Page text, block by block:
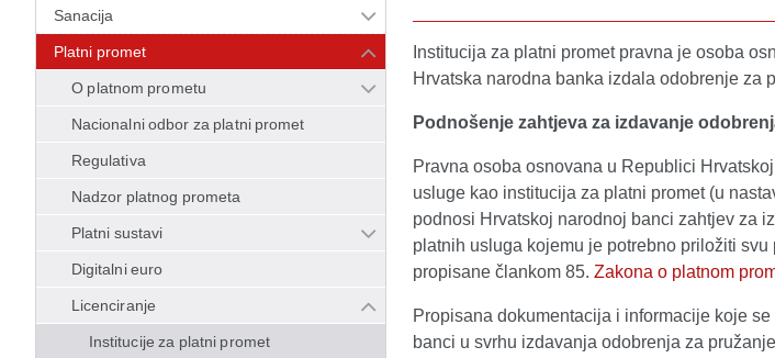
Sanacija
Platni promet
O platnom prometu
Nacionalni odbor za platni promet
Regulativa
Nadzor platnog prometa
Platni sustavi
Digitalni euro
Licenciranje
Institucije za platni promet
Institucija za platni promet pravna je osoba
Hrvatska narodna banka izdala odobrenje za
Podnošenje zahtjeva za izdavanje
Pravna osoba osnovana u Republici
usluge kao institucija za platni promet (u
podnosi Hrvatskoj narodnoj banci zahtjev za
platnih usluga kojemu je potrebno priložiti
propisane člankom 85. Zakona o platnom
Propisana dokumentacija i informacije koje
banci u svrhu izdavanja odobrenja za